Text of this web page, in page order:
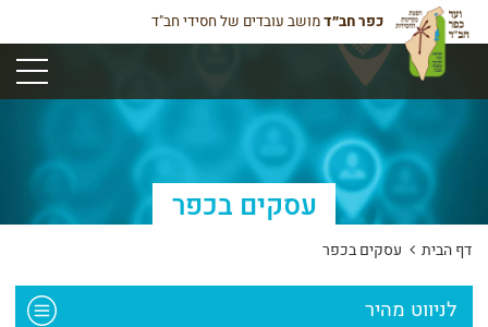
כפר חב״דמושב עובדים של חסידי חב"ד
תפריט
עסקים בכפר
דף הבית עסקים בכפר
לניווט מהיר